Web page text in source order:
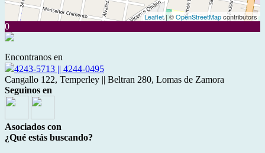
Leaflet| ©OpenStreetMapcontributors
0
Encontranos en
4243-5713 || 4244-0495
Cangallo 122, Temperley || Beltran 280, Lomas de Zamora
Seguinos en
Asociados con
¿Qué estás buscando?